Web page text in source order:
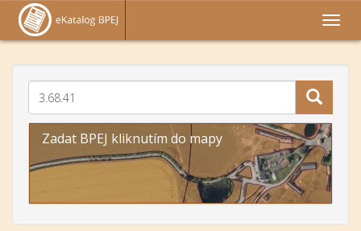
Zadat BPEJ kliknutím do mapy